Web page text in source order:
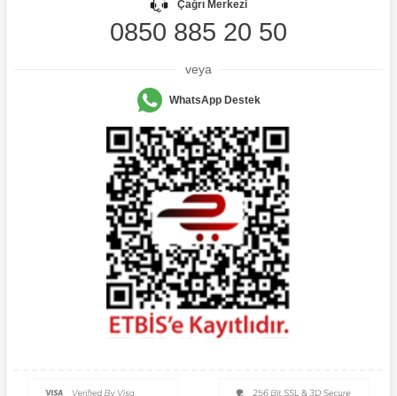
Çağrı Merkezi
0850 885 20 50
veya
WhatsApp Destek